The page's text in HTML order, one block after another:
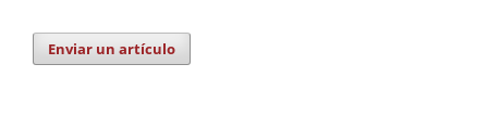
Enviar un artículo